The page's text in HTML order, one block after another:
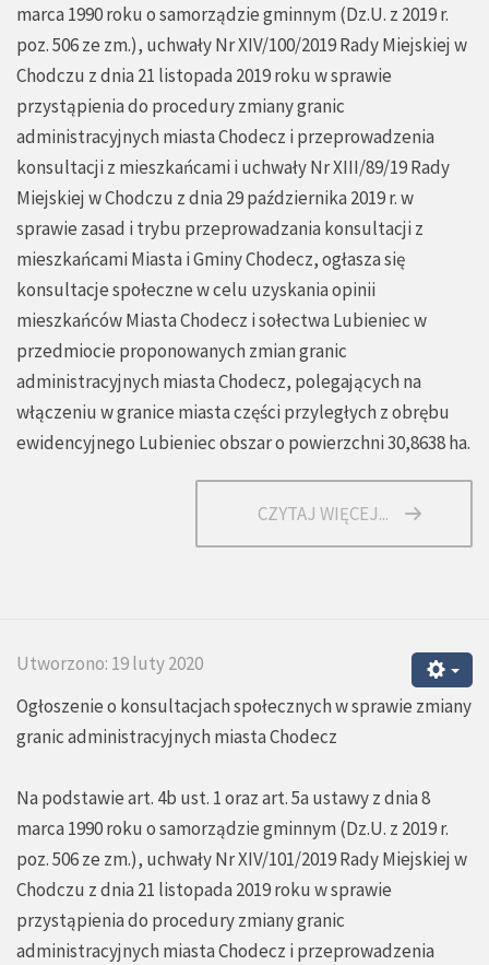
marca 1990 roku o samorządzie gminnym (Dz.U. z 2019 r.
poz. 506 ze zm.), uchwały Nr XIV/100/2019 Rady Miejskiej w
Chodczu z dnia 21 listopada 2019 roku w sprawie
przystąpienia do procedury zmiany granic
administracyjnych miasta Chodecz i przeprowadzenia
konsultacji z mieszkańcami i uchwały Nr XIII/89/19 Rady
Miejskiej w Chodczu z dnia 29 października 2019 r. w
sprawie zasad i trybu przeprowadzania konsultacji z
mieszkańcami Miasta i Gminy Chodecz, ogłasza się
konsultacje społeczne w celu uzyskania opinii
mieszkańców Miasta Chodecz i sołectwa Lubieniec w
przedmiocie proponowanych zmian granic
administracyjnych miasta Chodecz, polegających na
włączeniu w granice miasta części przyległych z obrębu
ewidencyjnego Lubieniec obszar o powierzchni 30,8638 ha.
CZYTAJ WIĘCEJ...
Utworzono: 19 luty 2020
Ogłoszenie o konsultacjach społecznych w sprawie zmiany
granic administracyjnych miasta Chodecz
Na podstawie art. 4b ust. 1 oraz art. 5a ustawy z dnia 8
marca 1990 roku o samorządzie gminnym (Dz.U. z 2019 r.
poz. 506 ze zm.), uchwały Nr XIV/101/2019 Rady Miejskiej w
Chodczu z dnia 21 listopada 2019 roku w sprawie
przystąpienia do procedury zmiany granic
administracyjnych miasta Chodecz i przeprowadzenia